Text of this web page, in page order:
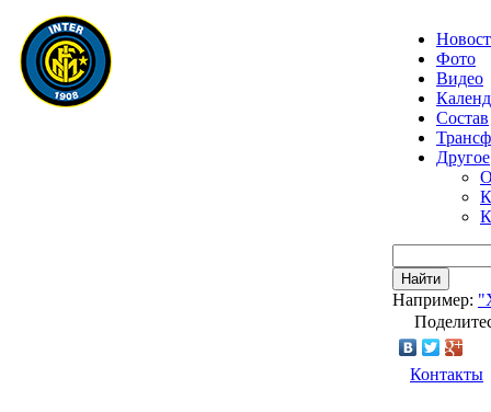
Фото
Видео
Состав
Другое
Найти
Например:
Контакты